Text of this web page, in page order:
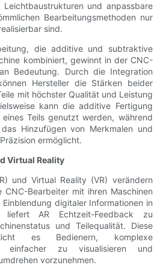
Leichtbaustrukturen und anpassbare
Bearbeitungsmethoden nur
sind.
die additive und subtraktive
kombiniert, gewinnt in der CNC-
Bedeutung. Durch die Integration
Hersteller die Stärken beider
mit höchster Qualität und Leistung
kann die additive Fertigung
Teils genutzt werden, während
Hinzufügen von Merkmalen und
ermöglicht.
Virtual Reality
und Virtual Reality (VR) verändern
Bearbeiter mit ihren Maschinen
digitaler Informationen in
AR Echtzeit-Feedback zu
und Teilequalität. Diese
es Bedienern, komplexe
einfacher zu visualisieren und
vorzunehmen.